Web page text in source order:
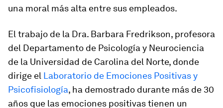
una moral más alta entre sus empleados.
El trabajo de la Dra. Barbara Fredrikson, profesora
del Departamento de Psicología y Neurociencia
de la Universidad de Carolina del Norte, donde
dirige el Laboratorio de Emociones Positivas y
Psicofisiología, ha demostrado durante más de 30
años que las emociones positivas tienen un